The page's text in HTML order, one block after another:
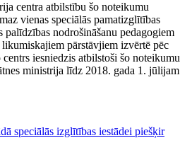
centra atbilstību šo noteikumu
vienas speciālās pamatizglītības
nodrošināšanu pedagogiem
pārstāvjiem izvērtē pēc
iesniedzis atbilstoši šo noteikumu
ministrija līdz 2018. gada 1. jūlijam
speciālās izglītības iestādei piešķir